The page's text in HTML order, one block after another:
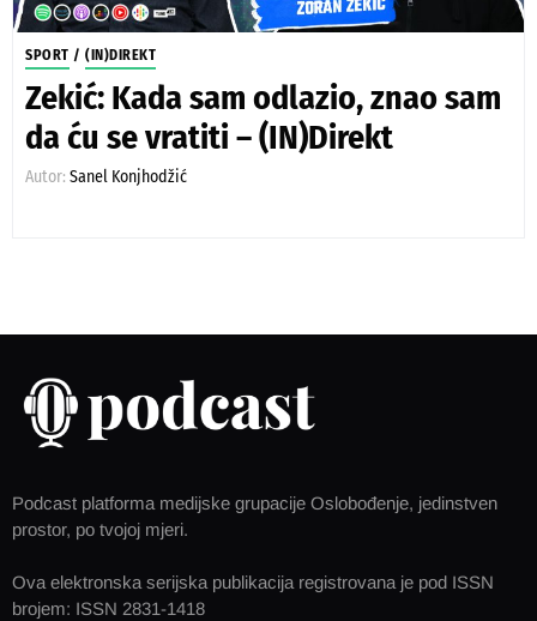
SPORT / (IN)DIREKT
Zekić: Kada sam odlazio, znao sam
da ću se vratiti – (IN)Direkt
Autor: Sanel Konjhodžić
Podcast platforma medijske grupacije Oslobođenje, jedinstven
prostor, po tvojoj mjeri.
Ova elektronska serijska publikacija registrovana je pod ISSN
brojem: ISSN 2831-1418